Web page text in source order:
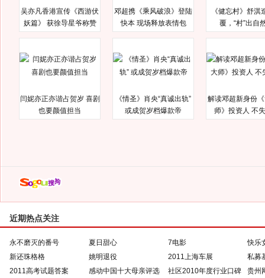
吴亦凡香港宣传《西游伏
妖篇》 获徐导星爷称赞
邓超携《乘风破浪》登陆
快本 现场释放表情包
《健忘村》舒淇
覆，“村”出自
闫妮亦正亦谐占贺岁 喜剧
也要颜值担当
《情圣》肖央“真诚出轨”
或成贺岁档爆款帝
解读邓超新身份
师》投资人 不
近期热点关注
永不磨灭的番号 夏日甜心 7电影
快乐
新还珠格格
姚明退役 2011上海车展
私募
2011高考试题答案
感动中国十大母亲评选
社区2010年度行业口碑
贵州